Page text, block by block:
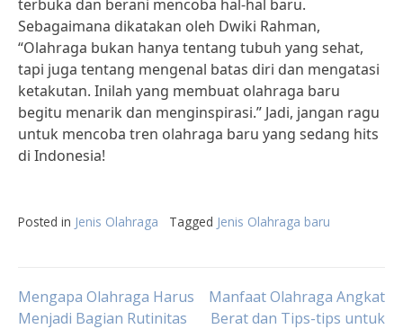
terbuka dan berani mencoba hal-hal baru.
Sebagaimana dikatakan oleh Dwiki Rahman,
“Olahraga bukan hanya tentang tubuh yang sehat,
tapi juga tentang mengenal batas diri dan mengatasi
ketakutan. Inilah yang membuat olahraga baru
begitu menarik dan menginspirasi.” Jadi, jangan ragu
untuk mencoba tren olahraga baru yang sedang hits
di Indonesia!
Posted in Jenis Olahraga Tagged Jenis Olahraga baru
Post
Mengapa Olahraga Harus
Menjadi Bagian Rutinitas
Manfaat Olahraga Angkat
Berat dan Tips-tips untuk